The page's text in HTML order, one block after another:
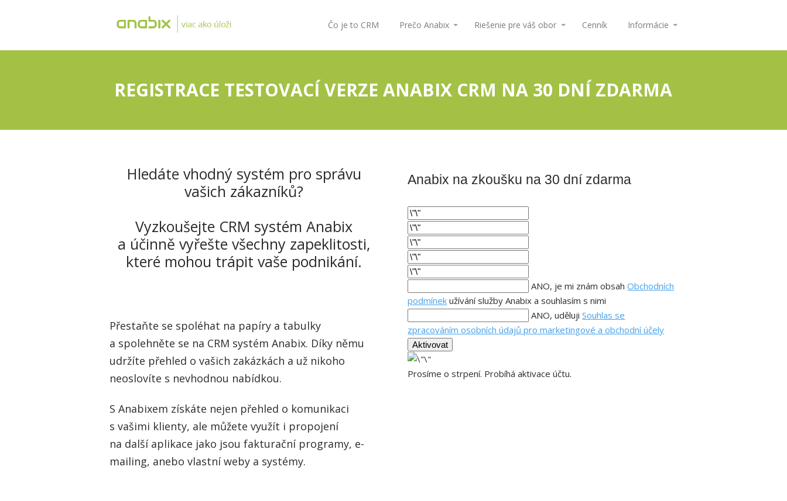
Čo je to CRM Prečo Anabix Riešenie pre váš obor Cenník Informácie
REGISTRACE TESTOVACÍ VERZE ANABIX CRM NA 30 DNÍ ZDARMA
Hledáte vhodný systém pro správu
vašich zákazníků?
Vyzkoušejte CRM systém Anabix
a účinně vyřešte všechny zapeklitosti,
které mohou trápit vaše podnikání.
Přestaňte se spoléhat na papíry a tabulky
a spolehněte se na CRM systém Anabix. Díky němu
udržíte přehled o vašich zakázkách a už nikoho
neoslovíte s nevhodnou nabídkou.
S Anabixem získáte nejen přehled o komunikaci
s vašimi klienty, ale můžete využít i propojení
na další aplikace jako jsou fakturační programy, e-
mailing, anebo vlastní weby a systémy.
Anabix na zkoušku na 30 dní zdarma
ANO, je mi znám obsahObchodních
podmínek užívání služby Anabix a souhlasím s nimi
ANO, udělujiSouhlas se
zpracováním osobních údajů pro marketingové a obchodní účely
Aktivovat
Prosíme o strpení. Probíhá aktivace účtu.